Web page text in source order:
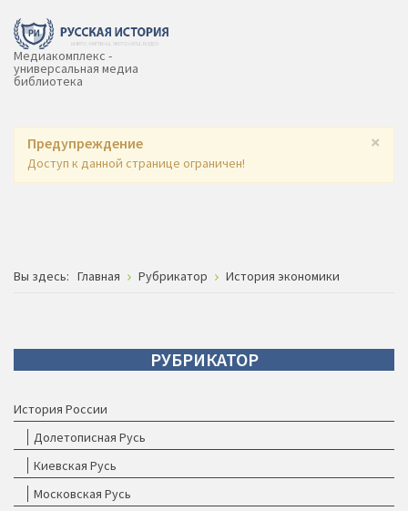
Медиакомплекс -
универсальная медиа
библиотека
×
Предупреждение
Доступ к данной странице ограничен!
Вы здесь: Главная Рубрикатор История экономики
РУБРИКАТОР
История России
Долетописная Русь
Киевская Русь
Московская Русь